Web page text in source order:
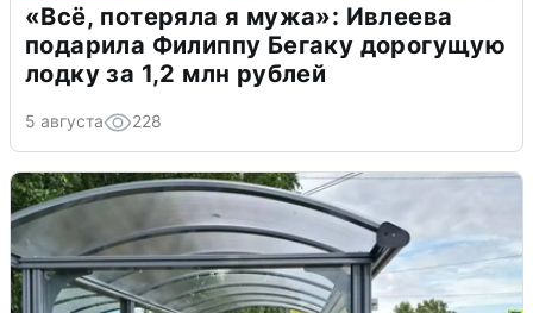
«Всё, потеряла я мужа»: Ивлеева
подарила Филиппу Бегаку дорогущую
лодку за 1,2 млн рублей
5 августа 228